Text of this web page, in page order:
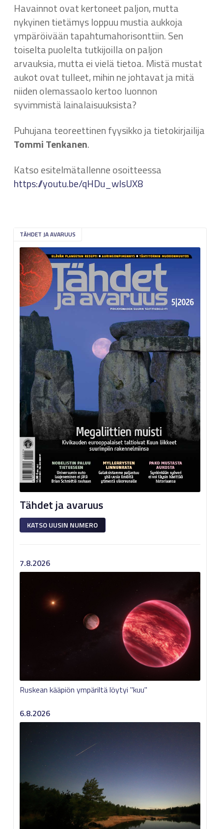
Havainnot ovat kertoneet paljon, mutta
nykyinen tietämys loppuu mustia aukkoja
ympäröivään tapahtumahorisonttiin. Sen
toiselta puolelta tutkijoilla on paljon
arvauksia, mutta ei vielä tietoa. Mistä mustat
aukot ovat tulleet, mihin ne johtavat ja mitä
niiden olemassaolo kertoo luonnon
syvimmistä lainalaisuuksista?
Puhujana teoreettinen fyysikko ja tietokirjailija
Tommi Tenkanen.
Katso esitelmätallenne osoitteessa
https://youtu.be/qHDu_wIsUX8
TÄHDET JA AVARUUS
Tähdet ja avaruus
KATSO UUSIN NUMERO
7.8.2026
Ruskean kääpiön ympäriltä löytyi "kuu"
6.8.2026